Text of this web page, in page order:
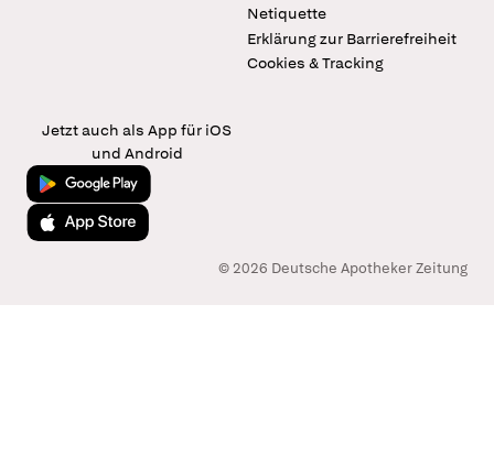
Netiquette
Erklärung zur Barrierefreiheit
Cookies & Tracking
Jetzt auch als App für iOS
und Android
Jetzt bei Google Play
Laden im App Store
© 2026 Deutsche Apotheker Zeitung